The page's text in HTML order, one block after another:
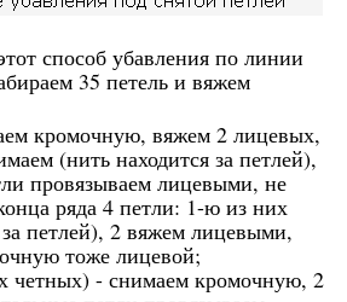
способ убавления по линии
35 петель и вяжем
кромочную, вяжем 2 лицевых,
(нить находится за петлей),
провязываем лицевыми, не
ряда 4 петли: 1-ю из них
петлей), 2 вяжем лицевыми,
тоже лицевой;
четных) - снимаем кромочную, 2